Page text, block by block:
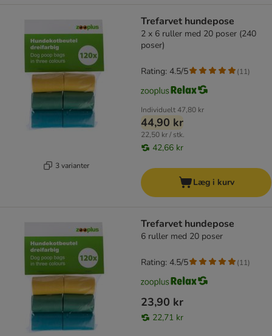
3 varianter
Trefarvet hundepose
2 x 6 ruller med 20 poser (240
poser)
Individuelt47,80 kr
44,90 kr
22,50 kr / stk.
42,66 kr
Rating: 4.5/5 (11)
Læg i kurv
Trefarvet hundepose
6 ruller med 20 poser
23,90 kr
22,71 kr
Rating: 4.5/5 (11)